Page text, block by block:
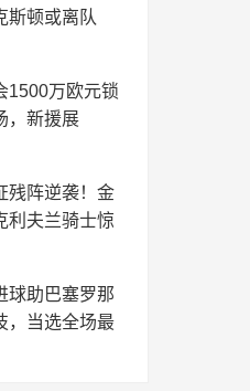
斯顿或离队
1500万欧元锁
，新援展
残阵逆袭！金
利夫兰骑士惊
球助巴塞罗那
，当选全场最